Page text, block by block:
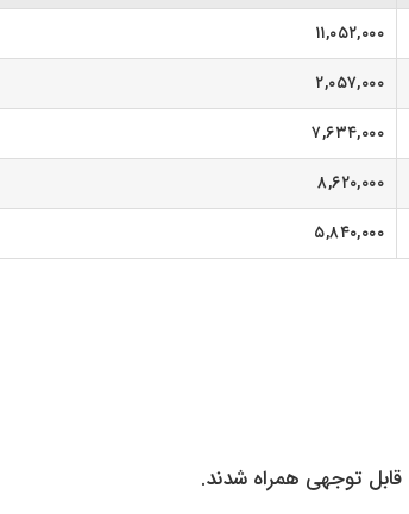
۱۱,۰۵۲,۰۰۰
۲,۰۵۷,۰۰۰
۷,۶۳۴,۰۰۰
۸,۶۲۰,۰۰۰
۵,۸۴۰,۰۰۰
قابل توجهی همراه شدند.